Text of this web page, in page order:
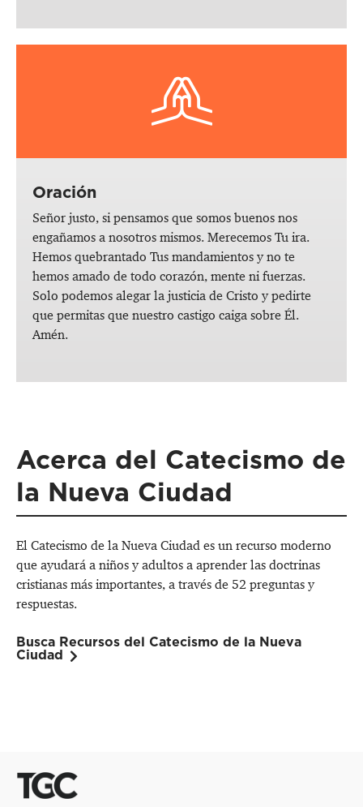
Oración
Señor justo, si pensamos que somos buenos nos
engañamos a nosotros mismos. Merecemos Tu ira.
Hemos quebrantado Tus mandamientos y no te
hemos amado de todo corazón, mente ni fuerzas.
Solo podemos alegar la justicia de Cristo y pedirte
que permitas que nuestro castigo caiga sobre Él.
Amén.
Acerca del Catecismo de
la Nueva Ciudad
El Catecismo de la Nueva Ciudad es un recurso moderno
que ayudará a niños y adultos a aprender las doctrinas
cristianas más importantes, a través de 52 preguntas y
respuestas.
Busca Recursos del Catecismo de la Nueva
Ciudad